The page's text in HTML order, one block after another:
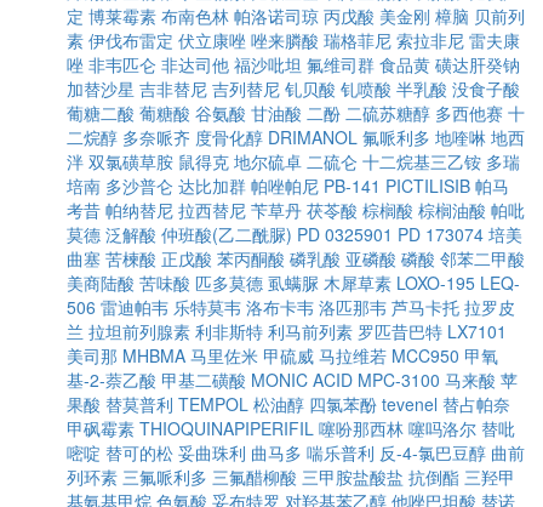
定 博莱霉素 布南色林 帕洛诺司琼 丙戊酸 美金刚 樟脑 贝前列
素 伊伐布雷定 伏立康唑 唑来膦酸 瑞格菲尼 索拉非尼 雷夫康
唑 非韦匹仑 非达司他 福沙吡坦 氟维司群 食品黄 磺达肝癸钠
加替沙星 吉非替尼 吉列替尼 钆贝酸 钆喷酸 半乳酸 没食子酸
葡糖二酸 葡糖酸 谷氨酸 甘油酸 二酚 二硫苏糖醇 多西他赛 十
二烷醇 多奈哌齐 度骨化醇 DRIMANOL 氟哌利多 地喹啉 地西
泮 双氯磺草胺 鼠得克 地尔硫卓 二硫仑 十二烷基三乙铵 多瑞
培南 多沙普仑 达比加群 帕唑帕尼 PB-141 PICTILISIB 帕马
考昔 帕纳替尼 拉西替尼 苄草丹 茯苓酸 棕榈酸 棕榈油酸 帕吡
莫德 泛解酸 仲班酸(乙二酰脲) PD 0325901 PD 173074 培美
曲塞 苦楝酸 正戊酸 苯丙酮酸 磷乳酸 亚磷酸 磷酸 邻苯二甲酸
美商陆酸 苦味酸 匹多莫德 虱螨脲 木犀草素 LOXO-195 LEQ-
506 雷迪帕韦 乐特莫韦 洛布卡韦 洛匹那韦 芦马卡托 拉罗皮
兰 拉坦前列腺素 利非斯特 利马前列素 罗匹昔巴特 LX7101
美司那 MHBMA 马里佐米 甲硫威 马拉维若 MCC950 甲氧
基-2-萘乙酸 甲基二磺酸 MONIC ACID MPC-3100 马来酸 苹
果酸 替莫普利 TEMPOL 松油醇 四氯苯酚 tevenel 替占帕奈
甲砜霉素 THIOQUINAPIPERIFIL 噻吩那西林 噻吗洛尔 替吡
嘧啶 替可的松 妥曲珠利 曲马多 喘乐普利 反-4-氯巴豆醇 曲前
列环素 三氟哌利多 三氟醋柳酸 三甲胺盐酸盐 抗倒酯 三羟甲
基氨基甲烷 色氨酸 妥布特罗 对羟基苯乙醇 他唑巴坦酸 替诺